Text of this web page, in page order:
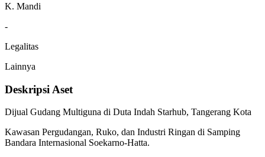
K. Mandi
-
Legalitas
Lainnya
Deskripsi Aset
Dijual Gudang Multiguna di Duta Indah Starhub, Tangerang Kota
Kawasan Pergudangan, Ruko, dan Industri Ringan di Samping
Bandara Internasional Soekarno-Hatta.